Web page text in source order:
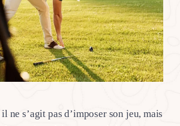
il ne s’agit pas d’imposer son jeu, mais